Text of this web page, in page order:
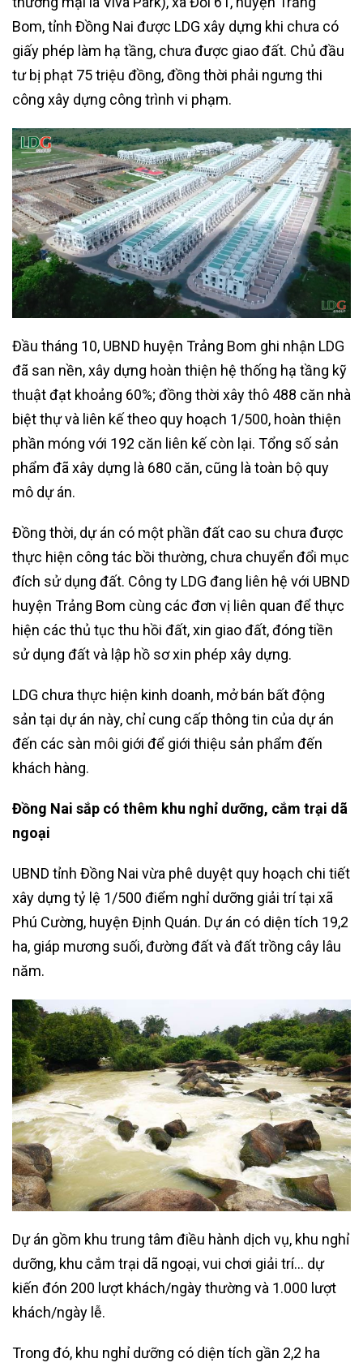
Bom, tỉnh Đồng Nai được LDG xây dựng khi chưa có
giấy phép làm hạ tầng, chưa được giao đất. Chủ đầu
tư bị phạt 75 triệu đồng, đồng thời phải ngưng thi
công xây dựng công trình vi phạm.
Đầu tháng 10, UBND huyện Trảng Bom ghi nhận LDG
đã san nền, xây dựng hoàn thiện hệ thống hạ tầng kỹ
thuật đạt khoảng 60%; đồng thời xây thô 488 căn nhà
biệt thự và liên kế theo quy hoạch 1/500, hoàn thiện
phần móng với 192 căn liên kế còn lại. Tổng số sản
phẩm đã xây dựng là 680 căn, cũng là toàn bộ quy
mô dự án.
Đồng thời, dự án có một phần đất cao su chưa được
thực hiện công tác bồi thường, chưa chuyển đổi mục
đích sử dụng đất. Công ty LDG đang liên hệ với UBND
huyện Trảng Bom cùng các đơn vị liên quan để thực
hiện các thủ tục thu hồi đất, xin giao đất, đóng tiền
sử dụng đất và lập hồ sơ xin phép xây dựng.
LDG chưa thực hiện kinh doanh, mở bán bất động
sản tại dự án này, chỉ cung cấp thông tin của dự án
đến các sàn môi giới để giới thiệu sản phẩm đến
khách hàng.
Đồng Nai sắp có thêm khu nghỉ dưỡng, cắm trại dã
ngoại
UBND tỉnh Đồng Nai vừa phê duyệt quy hoạch chi tiết
xây dựng tỷ lệ 1/500 điểm nghỉ dưỡng giải trí tại xã
Phú Cường, huyện Định Quán. Dự án có diện tích 19,2
ha, giáp mương suối, đường đất và đất trồng cây lâu
năm.
Dự án gồm khu trung tâm điều hành dịch vụ, khu nghỉ
dưỡng, khu cắm trại dã ngoại, vui chơi giải trí… dự
kiến đón 200 lượt khách/ngày thường và 1.000 lượt
khách/ngày lễ.
Trong đó, khu nghỉ dưỡng có diện tích gần 2,2 ha